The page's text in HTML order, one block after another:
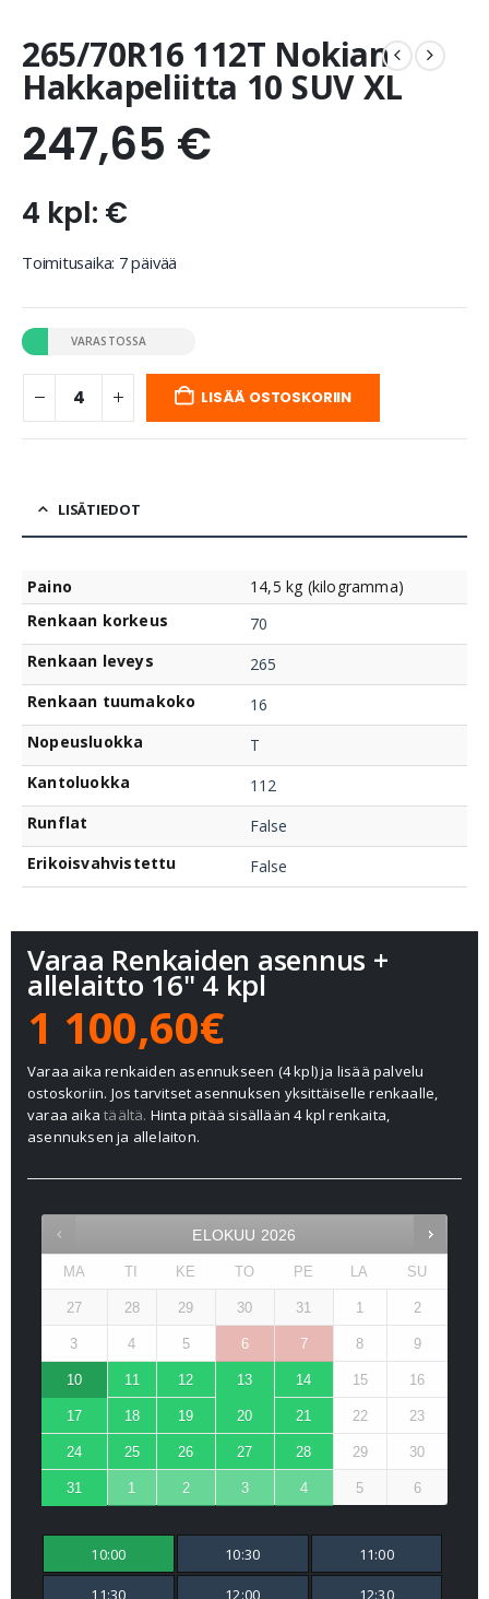
265/70R16 112T Nokian
Hakkapeliitta 10 SUV XL
247,65 €
4 kpl: €
Toimitusaika: 7 päivää
VARASTOSSA
LISÄÄ OSTOSKORIIN
LISÄTIEDOT
Paino
14,5 kg (kilogramma)
Renkaan korkeus
70
Renkaan leveys
265
Renkaan tuumakoko
16
Nopeusluokka
T
Kantoluokka
112
Runflat
False
Erikoisvahvistettu
False
Varaa Renkaiden asennus +
allelaitto 16" 4 kpl
1 100,60€
Varaa aika renkaiden asennukseen (4 kpl) ja lisää palvelu
ostoskoriin. Jos tarvitset asennuksen yksittäiselle renkaalle,
varaa aikatäältä. Hinta pitää sisällään 4 kpl renkaita,
asennuksen ja allelaiton.
ELOKUU 2026
MA TI KE TO PE LA SU
27 28 29 30 31 1 2
3 4 5 6 7 8 9
10 11 12 13 14 15 16
17 18 19 20 21 22 23
24 25 26 27 28 29 30
31 1 2 3 4 5 6
10:00 10:30 11:00
11:30 12:00 12:30